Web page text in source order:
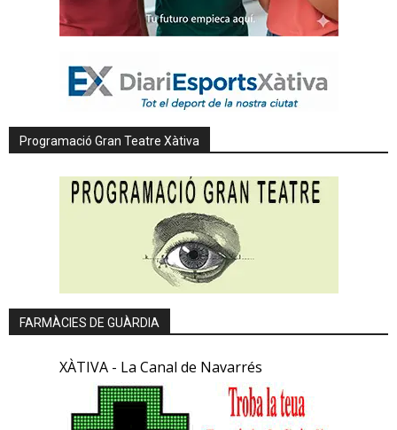
Programació Gran Teatre Xàtiva
FARMÀCIES DE GUÀRDIA
XÀTIVA - La Canal de Navarrés